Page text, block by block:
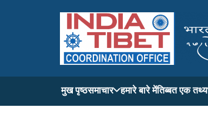
मुख पृष्ठसमाचार हमारे बारे मेंतिब्बत एक तथ्य